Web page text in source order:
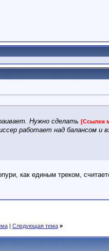
Нужно сделать [Ссылки
работает над балансом
как единым треком,
| Следующая тема »